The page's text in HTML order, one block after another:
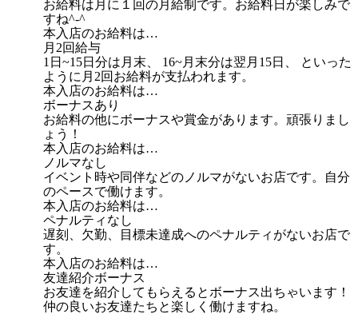
お給料は月に１回の月給制です。お給料日が楽しみで
すね^-^
本入店のお給料は…
月2回給与
1日~15日分は月末、 16~月末分は翌月15日、 といった
ように月2回お給料が支払われます。
本入店のお給料は…
ボーナスあり
お給料の他にボーナスや賞金があります。頑張りまし
ょう！
本入店のお給料は…
ノルマなし
イベント時や同伴などのノルマがないお店です。自分
のペースで働けます。
本入店のお給料は…
ペナルティなし
遅刻、欠勤、目標未達成へのペナルティがないお店で
す。
本入店のお給料は…
友達紹介ボーナス
お友達を紹介してもらえるとボーナス出ちゃいます！
仲の良いお友達たちと楽しく働けますね。